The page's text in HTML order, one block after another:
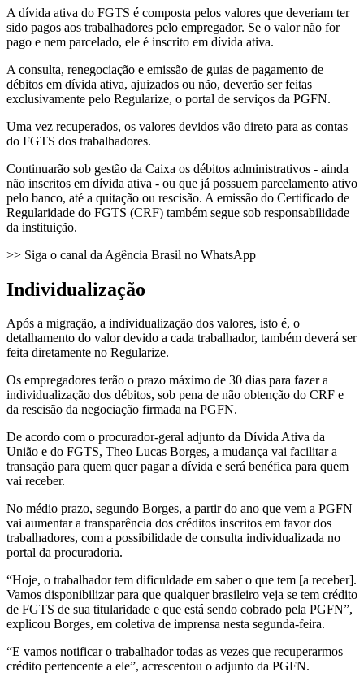
A dívida ativa do FGTS é composta pelos valores que deveriam ter
sido pagos aos trabalhadores pelo empregador. Se o valor não for
pago e nem parcelado, ele é inscrito em dívida ativa.
A consulta, renegociação e emissão de guias de pagamento de
débitos em dívida ativa, ajuizados ou não, deverão ser feitas
exclusivamente pelo Regularize, o portal de serviços da PGFN.
Uma vez recuperados, os valores devidos vão direto para as contas
do FGTS dos trabalhadores.
Continuarão sob gestão da Caixa os débitos administrativos - ainda
não inscritos em dívida ativa - ou que já possuem parcelamento ativo
pelo banco, até a quitação ou rescisão. A emissão do Certificado de
Regularidade do FGTS (CRF) também segue sob responsabilidade
da instituição.
>> Siga o canal da Agência Brasil no WhatsApp
Individualização
Após a migração, a individualização dos valores, isto é, o
detalhamento do valor devido a cada trabalhador, também deverá ser
feita diretamente no Regularize.
Os empregadores terão o prazo máximo de 30 dias para fazer a
individualização dos débitos, sob pena de não obtenção do CRF e
da rescisão da negociação firmada na PGFN.
De acordo com o procurador-geral adjunto da Dívida Ativa da
União e do FGTS, Theo Lucas Borges, a mudança vai facilitar a
transação para quem quer pagar a dívida e será benéfica para quem
vai receber.
No médio prazo, segundo Borges, a partir do ano que vem a PGFN
vai aumentar a transparência dos créditos inscritos em favor dos
trabalhadores, com a possibilidade de consulta individualizada no
portal da procuradoria.
“Hoje, o trabalhador tem dificuldade em saber o que tem [a receber].
Vamos disponibilizar para que qualquer brasileiro veja se tem crédito
de FGTS de sua titularidade e que está sendo cobrado pela PGFN”,
explicou Borges, em coletiva de imprensa nesta segunda-feira.
“E vamos notificar o trabalhador todas as vezes que recuperarmos
crédito pertencente a ele”, acrescentou o adjunto da PGFN.